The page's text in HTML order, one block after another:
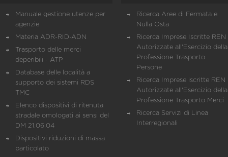
Manuale gestione utenze per
agenzie
Materia ADR-RID-ADN
Trasporto delle merci
deperibili - ATP
Database delle località a
supporto dei sistemi RDS
TMC
Elenco dispositivi di ritenuta
stradale omologati ai sensi del
DM 21.06.04
Dispositivi riduzioni di massa
particolato
Ricerca Aree di Fermata e
Nulla Osta
Ricerca Imprese Iscritte REN
Autorizzate all'Esercizio della
Professione Trasporto
Persone
Ricerca Imprese iscritte REN
Autorizzate all'Esercizio della
Professione Trasporto Merci
Ricerca Servizi di Linea
Interregionali